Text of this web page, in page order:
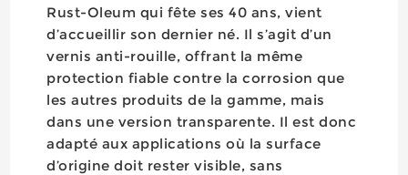
Rust-Oleum qui fête ses 40 ans, vient
d’accueillir son dernier né. Il s’agit d’un
vernis anti-rouille, offrant la même
protection fiable contre la corrosion que
les autres produits de la gamme, mais
dans une version transparente. Il est donc
adapté aux applications où la surface
d’origine doit rester visible, sans